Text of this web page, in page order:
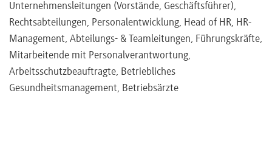
Pflichten des Arbeitnehmers im Krankheitsfall
Einbeziehung des Betriebsrats in Krankheitsfälle
Entwicklung von Lösungswegen
Unternehmensleitungen (Vorstände, Geschäftsführer),
Rechtsabteilungen, Personalentwicklung, Head of HR, HR-
Management, Abteilungs- & Teamleitungen, Führungskräfte,
Mitarbeitende mit Personalverantwortung,
Arbeitsschutzbeauftragte, Betriebliches
Gesundheitsmanagement, Betriebsärzte